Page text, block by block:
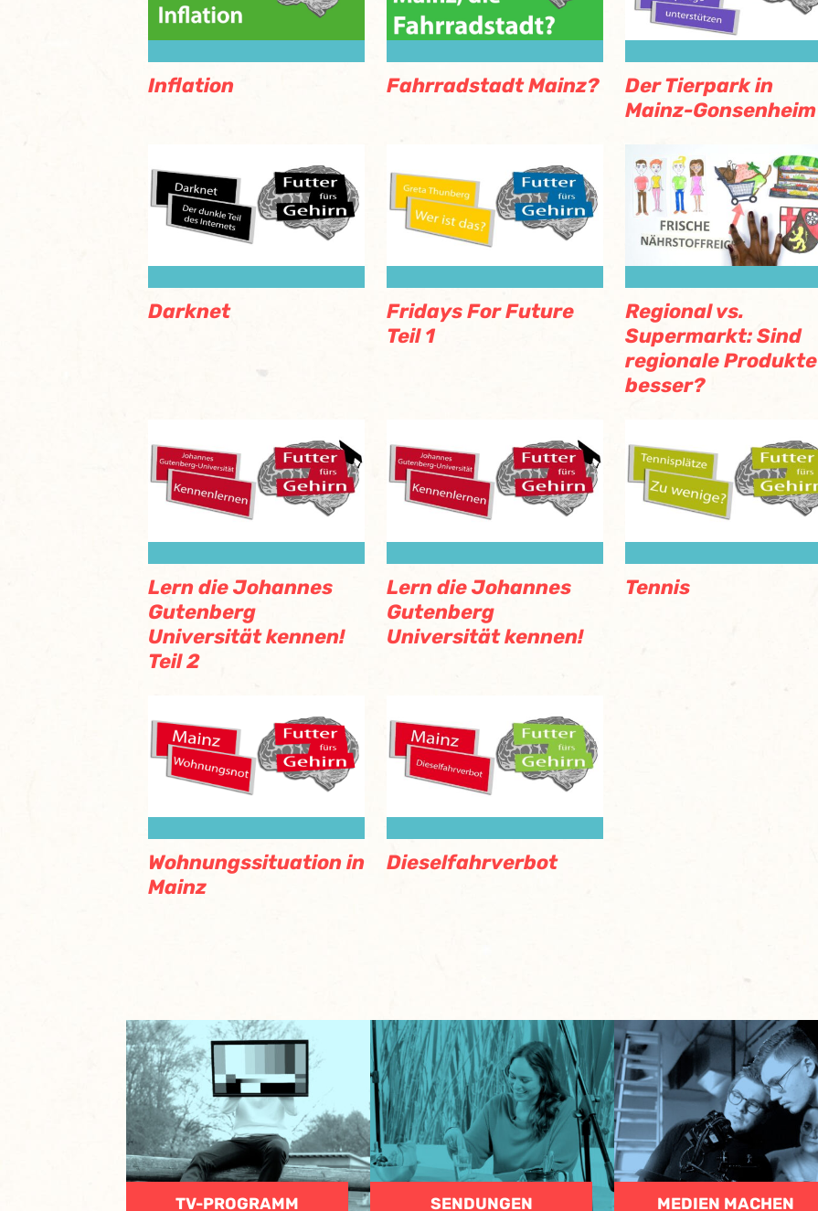
Inflation Fahrradstadt Mainz?
Der Tierpark in
Mainz-Gonsenheim
Darknet
Fridays For Future
Teil 1
Regional vs.
Supermarkt: Sind
regionale Produkte
besser?
Lern die Johannes
Gutenberg
Universität kennen!
Teil 2
Lern die Johannes
Gutenberg
Universität kennen!
Tennis
Wohnungssituation in
Mainz
Dieselfahrverbot
TV-PROGRAMM SENDUNGEN MEDIEN MACHEN